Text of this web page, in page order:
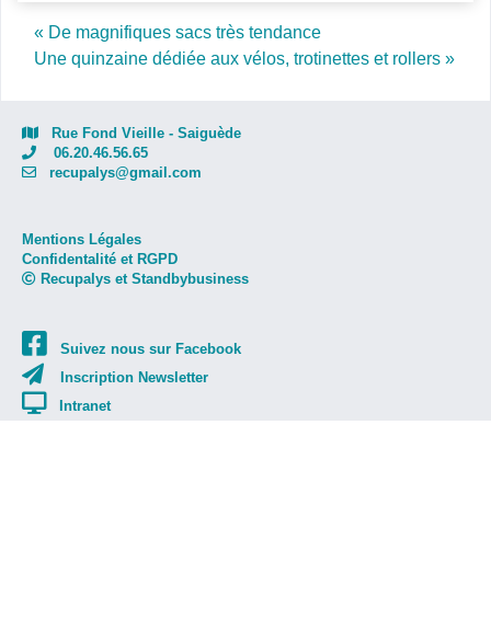
Post navigation
« De magnifiques sacs très tendance
Une quinzaine dédiée aux vélos, trotinettes et rollers »
Rue Fond Vieille - Saiguède
06.20.46.56.65
recupalys@gmail.com
Mentions Légales
Confidentalité et RGPD
Recupalys et Standbybusiness
Suivez nous sur Facebook
Inscription Newsletter
Intranet